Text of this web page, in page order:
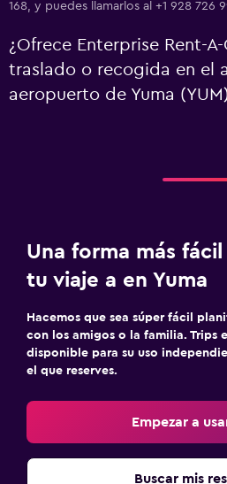
168, y puedes llamarlos al +1 928 726
¿Ofrece Enterprise Rent-
traslado o recogida en el
aeropuerto de Yuma
Una forma más
tu viaje a en Yuma
Hacemos que sea súper fácil
con los amigos o la familia. Trips
disponible para su uso
el que reserves.
Empezar a
Buscar mis